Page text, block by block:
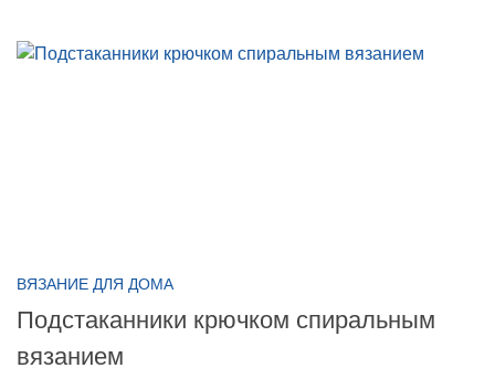
ВЯЗАНИЕ ДЛЯ ДОМА
Подстаканники крючком спиральным
вязанием